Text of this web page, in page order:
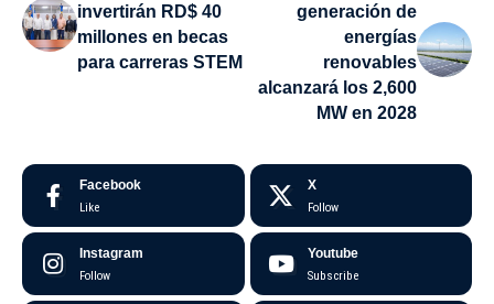
invertirán RD$ 40
millones en becas
para carreras STEM
generación de
energías
renovables
alcanzará los 2,600
MW en 2028
Facebook
Like
X
Follow
Instagram
Follow
Youtube
Subscribe